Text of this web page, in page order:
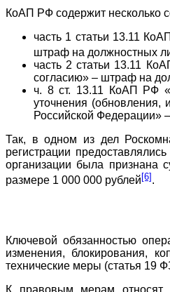
КоАП РФ содержит несколько
часть 1 статьи 13.11
штраф на должностных
часть 2 статьи 13.11
согласию» – штраф на
ч. 8 ст. 13.11 КоАП РФ
уточнения (обновления,
Российской Федерации»
Так, в одном из дел
регистрации
организации была признана
размере 1 000 000 рублей [6] .
Ключевой обязанностью
изменения, блокирования,
технические меры (статья 19